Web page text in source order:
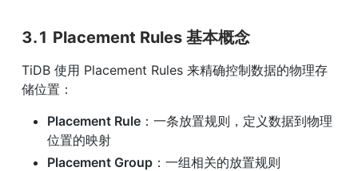
3.1 Placement Rules 基本概念
TiDB 使用 Placement Rules 来精确控制数据的物理存
储位置：
Placement Rule ：一条放置规则，定义数据到物理
位置的映射
Placement Group ：一组相关的放置规则